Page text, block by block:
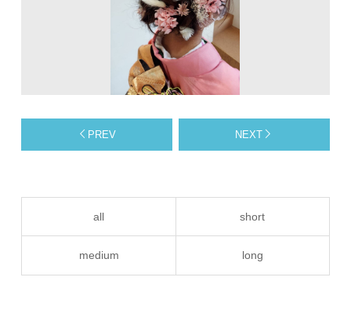
PREV NEXT
all short
medium long